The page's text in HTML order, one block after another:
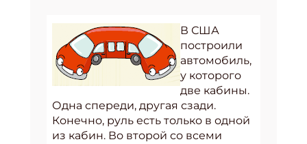
В США
построили
автомобиль,
у которого
две кабины.
Одна спереди, другая сзади.
Конечно, руль есть только в одной
из кабин. Во второй со всеми